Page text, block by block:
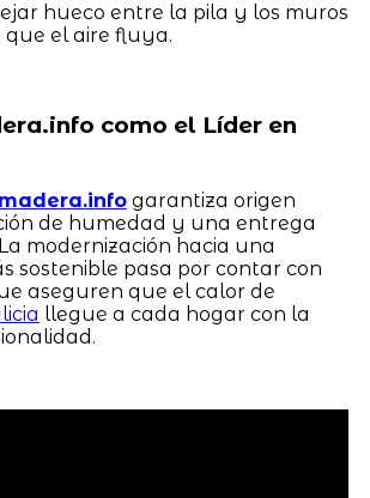
hueco entre la pila y los muros
que el aire fluya.
como el Líder en
garantiza origen
de humedad y una entrega
modernización hacia una
sostenible pasa por contar con
aseguren que el calor de
llegue a cada hogar con la